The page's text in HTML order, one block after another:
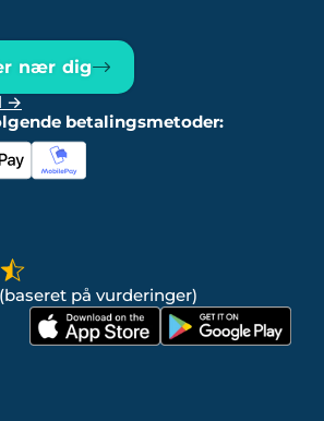
nær dig
→
betalingsmetoder:
på vurderinger)